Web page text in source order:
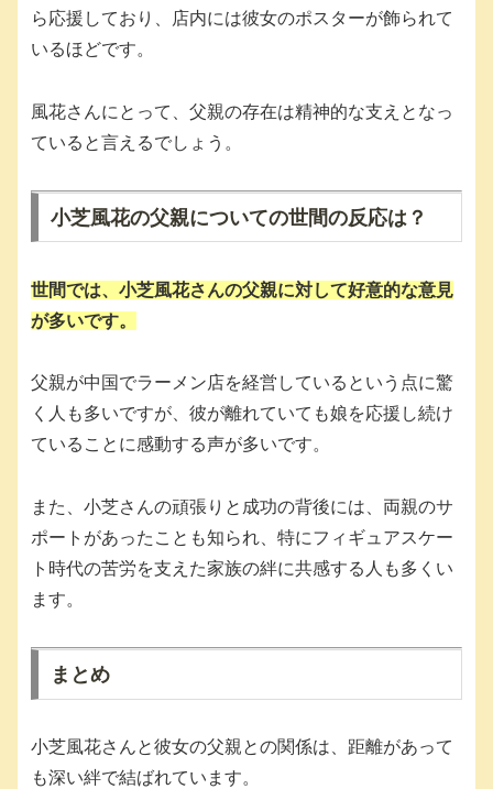
ら応援しており、店内には彼女のポスターが飾られて
いるほどです。
風花さんにとって、父親の存在は精神的な支えとなっ
ていると言えるでしょう。
小芝風花の父親についての世間の反応は？
世間では、小芝風花さんの父親に対して好意的な意見
が多いです。
父親が中国でラーメン店を経営しているという点に驚
く人も多いですが、彼が離れていても娘を応援し続け
ていることに感動する声が多いです。
また、小芝さんの頑張りと成功の背後には、両親のサ
ポートがあったことも知られ、特にフィギュアスケー
ト時代の苦労を支えた家族の絆に共感する人も多くい
ます。
まとめ
小芝風花さんと彼女の父親との関係は、距離があって
も深い絆で結ばれています。